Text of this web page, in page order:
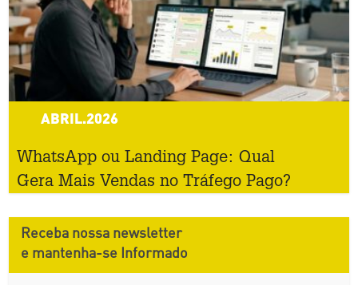
ABRIL.2026
WhatsApp ou Landing Page: Qual
Gera Mais Vendas no Tráfego Pago?
Receba nossa newsletter
e mantenha-se Informado